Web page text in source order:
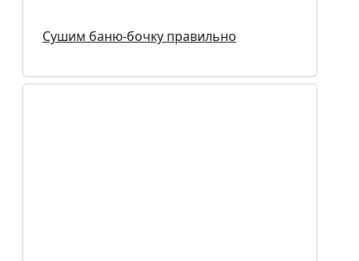
Сушим баню-бочку правильно